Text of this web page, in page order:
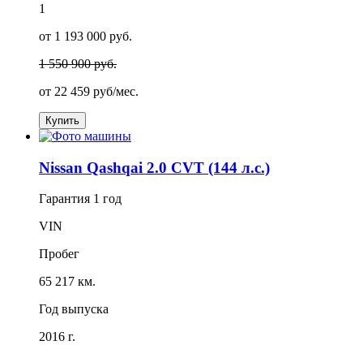
1
от 1 193 000 руб.
1 550 900 руб.
от 22 459 руб/мес.
Купить
Nissan Qashqai 2.0 CVT (144 л.с.)
Гарантия 1 год
VIN
Пробег
65 217 км.
Год выпуска
2016 г.